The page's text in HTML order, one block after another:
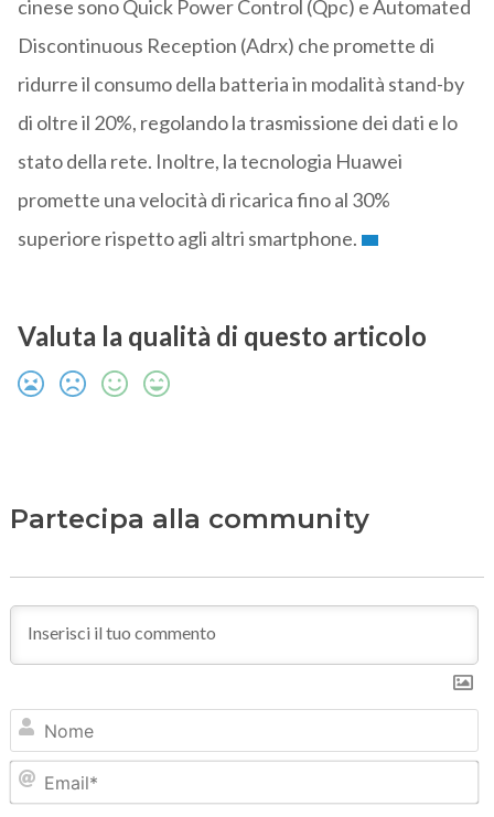
cinese sono Quick Power Control (Qpc) e Automated
Discontinuous Reception (Adrx) che promette di
ridurre il consumo della batteria in modalità stand-by
di oltre il 20%, regolando la trasmissione dei dati e lo
stato della rete. Inoltre, la tecnologia Huawei
promette una velocità di ricarica fino al 30%
superiore rispetto agli altri smartphone.
Valuta la qualità di questo articolo
Partecipa alla community